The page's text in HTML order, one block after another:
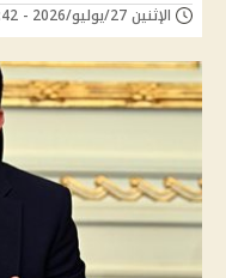
الإثنين 27/يوليو/2026 - 06:42 م